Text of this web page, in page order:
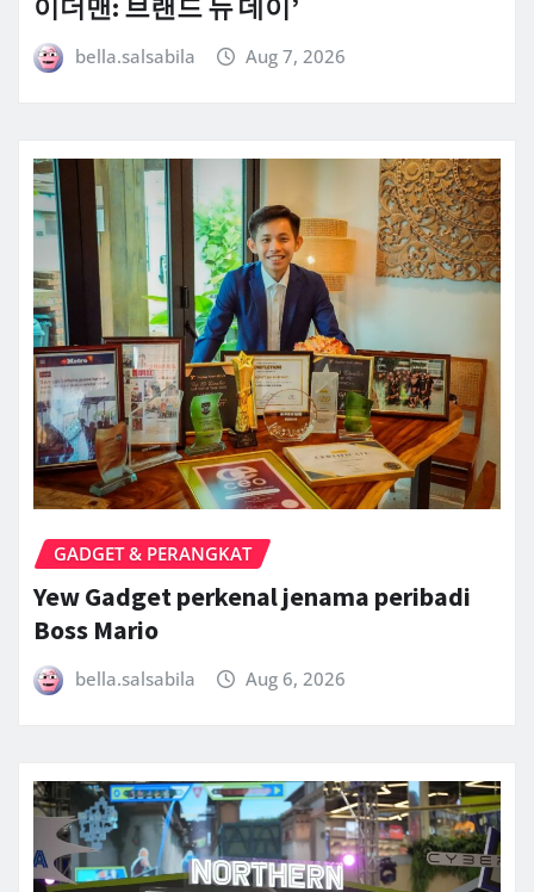
이더맨: 브랜드 뉴 데이’
bella.salsabila Aug 7, 2026
GADGET & PERANGKAT
Yew Gadget perkenal jenama peribadi
Boss Mario
bella.salsabila Aug 6, 2026